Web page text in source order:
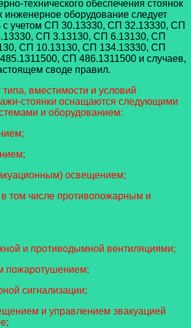
технического обеспечения стоянок
инженерное оборудование следует
с учетом СП 30.13330, СП 32.13330, СП
СП 3.13130, СП 6.13130, СП
СП 10.13130, СП 134.13330, СП
СП 486.1311500 и случаев,
своде правил.
типа, вместимости и условий
стоянки оснащаются следующими
и оборудованием:
освещением;
том числе противопожарным и
и противодымной вентиляциями;
пожаротушением;
сигнализации;
и управлением эвакуацией